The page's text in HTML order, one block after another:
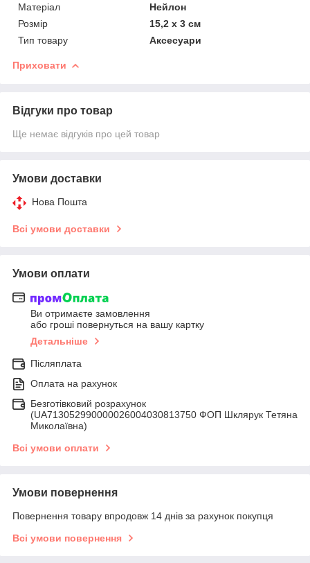
Матеріал
Нейлон
Розмір
15,2 x 3 см
Тип товару
Аксесуари
Приховати
Відгуки про товар
Ще немає відгуків про цей товар
Умови доставки
Нова Пошта
Всі умови доставки
Умови оплати
Ви отримаєте замовлення
або гроші повернуться на вашу картку
Детальніше
Післяплата
Оплата на рахунок
Безготівковий розрахунок
(UA713052990000026004030813750 ФОП Шклярук Тетяна
Миколаївна)
Всі умови оплати
Умови повернення
Повернення товару впродовж 14 днів за рахунок покупця
Всі умови повернення